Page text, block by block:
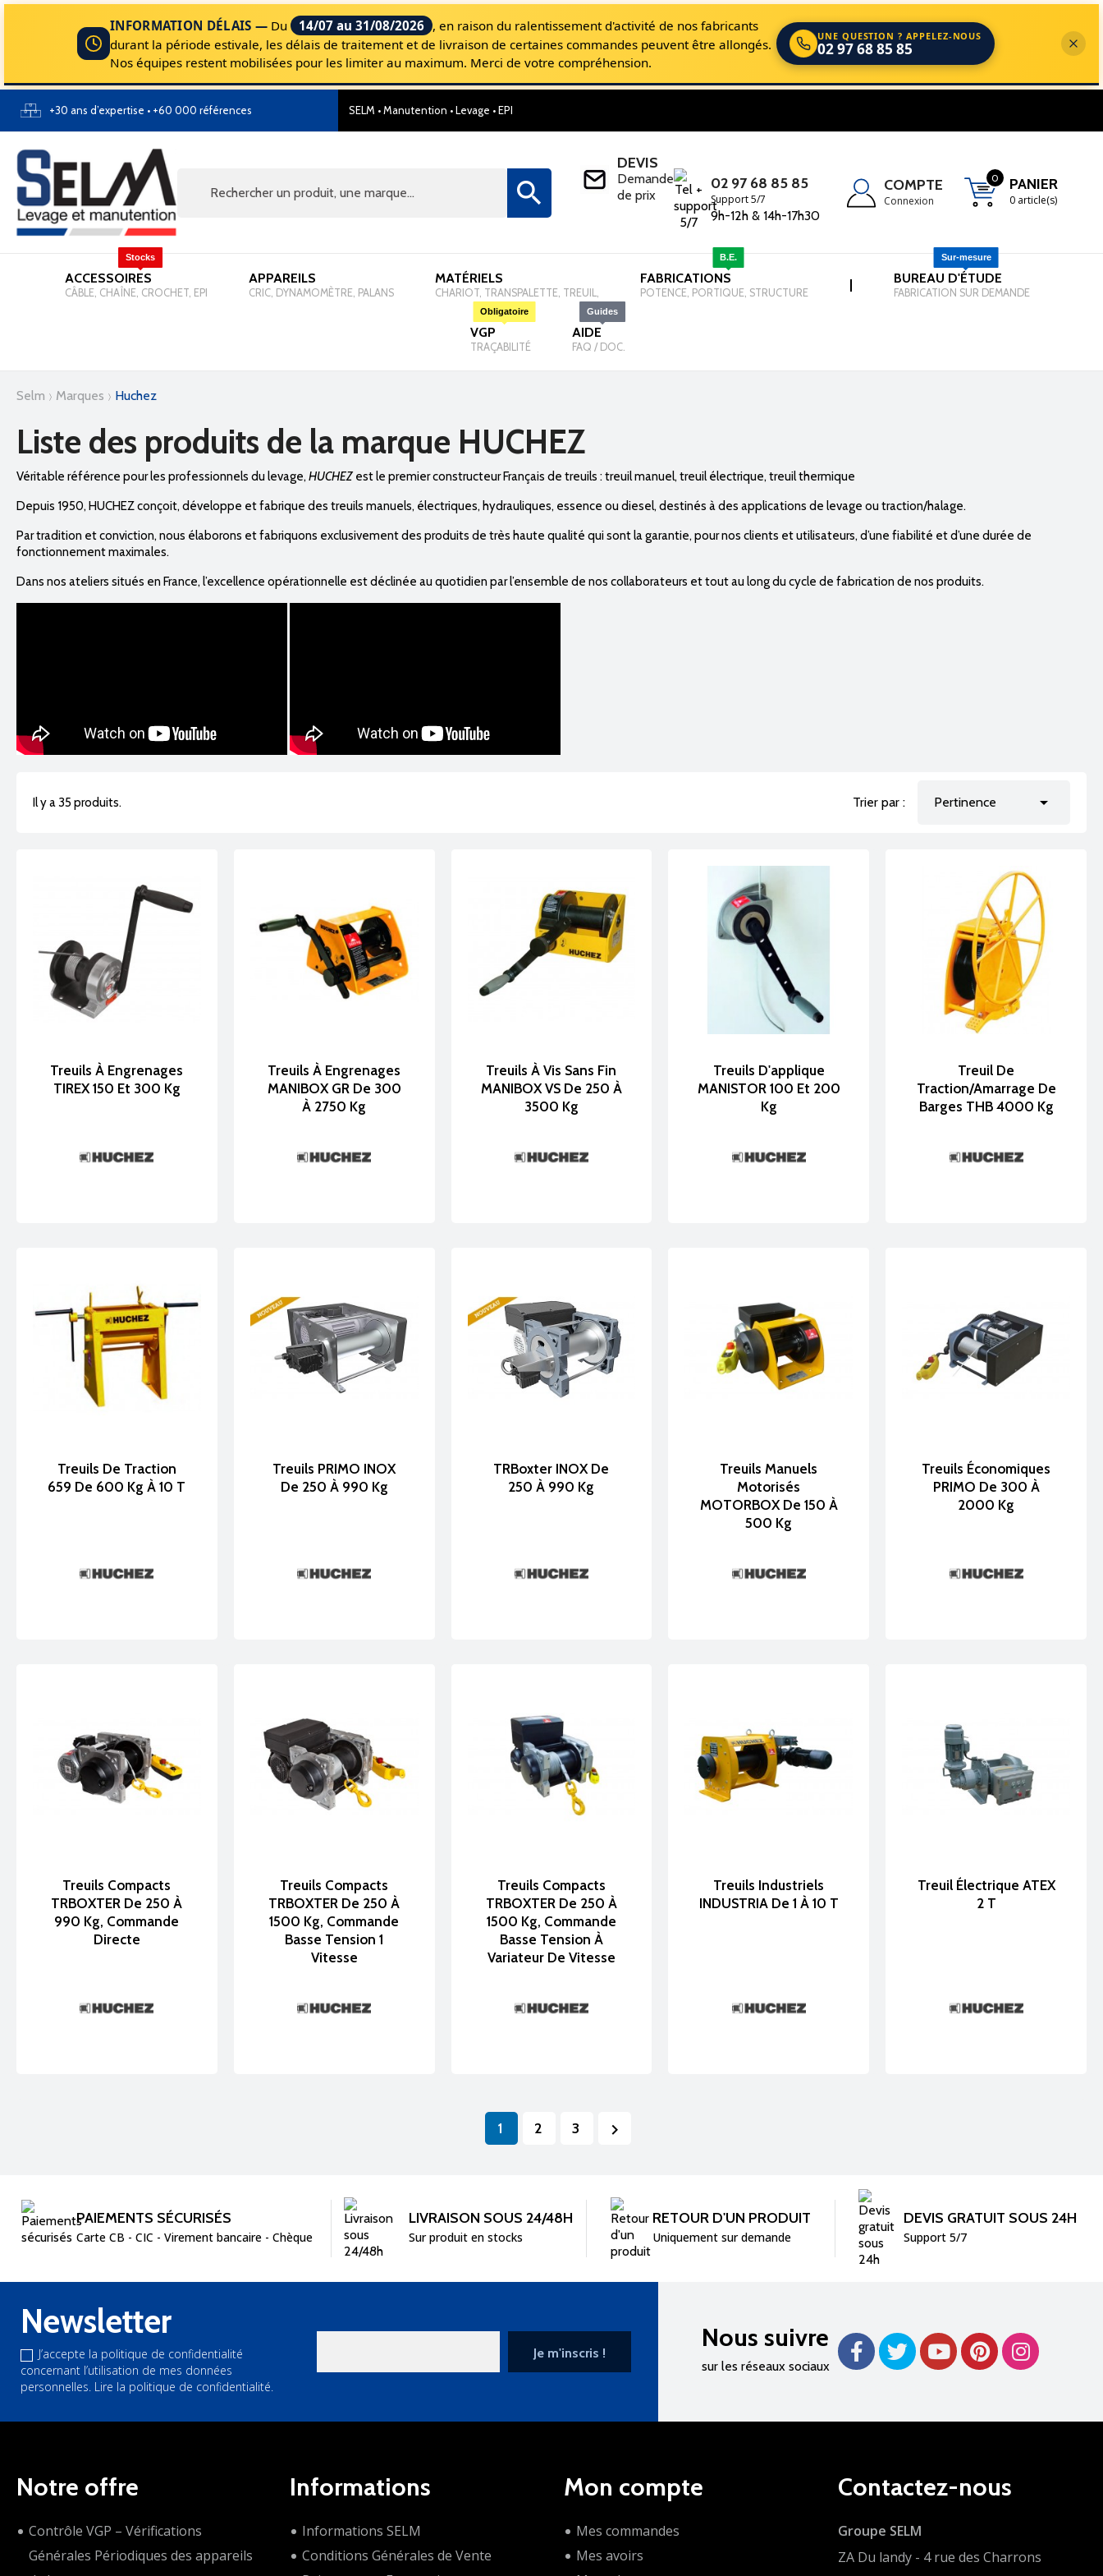
INFORMATION DÉLAIS — Du 14/07 au 31/08/2026 , en raison du ralentissement d'activité de nos fabricants
durant la période estivale, les délais de traitement et de livraison de certaines commandes peuvent être allongés.
Nos équipes restent mobilisées pour les limiter au maximum. Merci de votre compréhension.
UNE QUESTION ? APPELEZ-NOUS
02 97 68 85 85
+30 ans d’expertise • +60 000 références SELM • Manutention • Levage • EPI

DEVIS
Demande
de prix
02 97 68 85 85
Support 5/7
9h-12h & 14h-17h30
COMPTE
Connexion
PANIER
0 article(s)
0
ACCESSOIRES
Stocks
CÂBLE, CHAÎNE, CROCHET, EPI
APPAREILS
CRIC, DYNAMOMÈTRE, PALANS
MATÉRIELS
CHARIOT, TRANSPALETTE, TREUIL,
FABRICATIONS
B.E.
POTENCE, PORTIQUE, STRUCTURE
| BUREAU D'ÉTUDE
Sur-mesure
FABRICATION SUR DEMANDE
VGP
Obligatoire
TRAÇABILITÉ
AIDE
Guides
FAQ / DOC.
selm marques huchez
Liste des produits de la marque HUCHEZ
Véritable référence pour les professionnels du levage, HUCHEZest le premier constructeur Français de treuils : treuil manuel, treuil électrique, treuil thermique
Depuis 1950, HUCHEZ conçoit, développe et fabrique des treuils manuels, électriques, hydrauliques, essence ou diesel, destinés à des applications de levage ou traction/halage.
Par tradition et conviction, nous élaborons et fabriquons exclusivement des produits de très haute qualité qui sont la garantie, pour nos clients et utilisateurs, d’une fiabilité et d’une durée de
fonctionnement maximales.
Dans nos ateliers situés en France, l’excellence opérationnelle est déclinée au quotidien par l’ensemble de nos collaborateurs et tout au long du cycle de fabrication de nos produits.
Il y a 35 produits. Trier par : Pertinence 
Treuils À Engrenages
TIREX 150 Et 300 Kg
Treuils À Engrenages
MANIBOX GR De 300
À 2750 Kg
Treuils À Vis Sans Fin
MANIBOX VS De 250 À
3500 Kg
Treuils D'applique
MANISTOR 100 Et 200
Kg
Treuil De
Traction/amarrage De
Barges THB 4000 Kg
Treuils De Traction
659 De 600 Kg À 10 T
Treuils PRIMO INOX
De 250 À 990 Kg
TRBoxter INOX De
250 À 990 Kg
Treuils Manuels
Motorisés
MOTORBOX De 150 À
500 Kg
Treuils Économiques
PRIMO De 300 À
2000 Kg
Treuils Compacts
TRBOXTER De 250 À
990 Kg, Commande
Directe
Treuils Compacts
TRBOXTER De 250 À
1500 Kg, Commande
Basse Tension 1
Vitesse
Treuils Compacts
TRBOXTER De 250 À
1500 Kg, Commande
Basse Tension À
Variateur De Vitesse
Treuils Industriels
INDUSTRIA De 1 À 10 T
Treuil Électrique ATEX
2 T
1 2 3 
PAIEMENTS SÉCURISÉS
Carte CB - CIC - Virement bancaire - Chèque
LIVRAISON SOUS 24/48H
Sur produit en stocks
RETOUR D'UN PRODUIT
Uniquement sur demande
DEVIS GRATUIT SOUS 24H
Support 5/7
Newsletter
J’accepte la politique de confidentialité
concernant l’utilisation de mes données
personnelles. Lire la politique de confidentialité.
Nous suivre
sur les réseaux sociaux
Notre offre
Contrôle VGP – Vérifications
Générales Périodiques des appareils
Informations
Informations SELM
Conditions Générales de Vente
Mon compte
Mes commandes
Mes avoirs
Contactez-nous
Groupe SELM
ZA Du landy - 4 rue des Charrons